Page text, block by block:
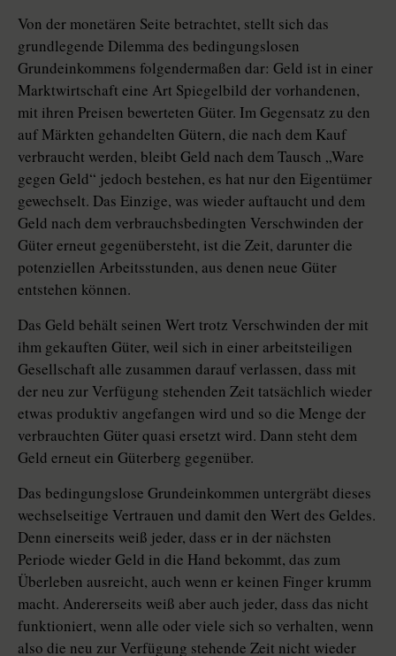
Von der monetären Seite betrachtet, stellt sich das
grundlegende Dilemma des bedingungslosen
Grundeinkommens folgendermaßen dar: Geld ist in einer
Marktwirtschaft eine Art Spiegelbild der vorhandenen,
mit ihren Preisen bewerteten Güter. Im Gegensatz zu den
auf Märkten gehandelten Gütern, die nach dem Kauf
verbraucht werden, bleibt Geld nach dem Tausch „Ware
gegen Geld“ jedoch bestehen, es hat nur den Eigentümer
gewechselt. Das Einzige, was wieder auftaucht und dem
Geld nach dem verbrauchsbedingten Verschwinden der
Güter erneut gegenübersteht, ist die Zeit, darunter die
potenziellen Arbeitsstunden, aus denen neue Güter
entstehen können.
Das Geld behält seinen Wert trotz Verschwinden der mit
ihm gekauften Güter, weil sich in einer arbeitsteiligen
Gesellschaft alle zusammen darauf verlassen, dass mit
der neu zur Verfügung stehenden Zeit tatsächlich wieder
etwas produktiv angefangen wird und so die Menge der
verbrauchten Güter quasi ersetzt wird. Dann steht dem
Geld erneut ein Güterberg gegenüber.
Das bedingungslose Grundeinkommen untergräbt dieses
wechselseitige Vertrauen und damit den Wert des Geldes.
Denn einerseits weiß jeder, dass er in der nächsten
Periode wieder Geld in die Hand bekommt, das zum
Überleben ausreicht, auch wenn er keinen Finger krumm
macht. Andererseits weiß aber auch jeder, dass das nicht
funktioniert, wenn alle oder viele sich so verhalten, wenn
also die neu zur Verfügung stehende Zeit nicht wieder